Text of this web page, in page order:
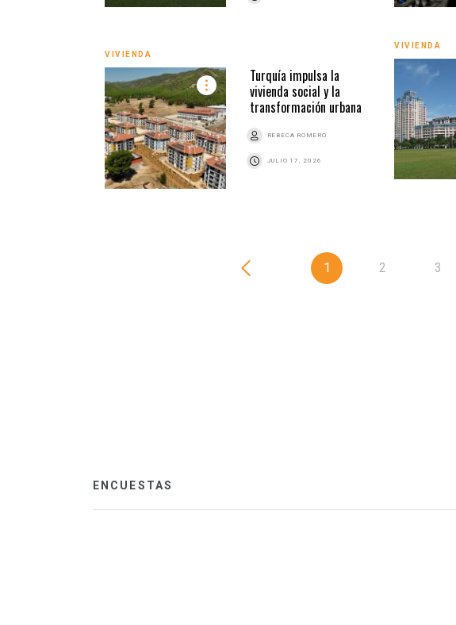
VIVIENDA
Turquía impulsa la
vivienda social y la
transformación urbana
REBECA ROMERO
JULIO 17, 2026
VIVIENDA
1 2 3
ENCUESTAS